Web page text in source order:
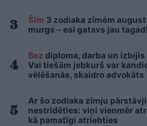
Šīm 3 zodiaka zīmēm
murgs – esi gatavs jau tagad!
Bez diploma, darba un
Vai tiešām jebkurš var
vēlēšanās, skaidro advokāts
Ar šo zodiaka zīmju
nestrīdēties: viņi vienmēr
kā pamatīgi atriebties